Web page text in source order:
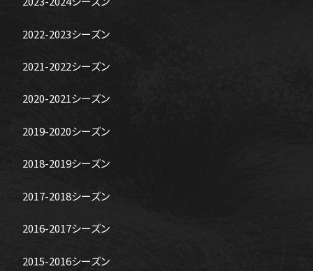
2022-2023シーズン
2021-2022シーズン
2020-2021シーズン
2019-2020シーズン
2018-2019シーズン
2017-2018シーズン
2016-2017シーズン
2015-2016シーズン